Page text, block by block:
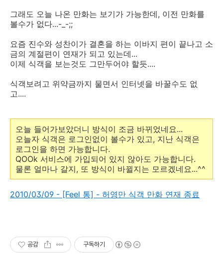
그래도 오늘 나온 만화는 보기가 가능한데, 이전 만화를
볼수가 없다...-_-;;
요즘 진수와 성찬이가 결혼을 하는 이바지 편이 끝나고 소
금의 계절편이 연재가 되고 있는데...
이제 식객을 보는것도 그만두어야 할듯....
식객보려고 위약금까지 물면서 인터넷을 바꿀수도 없
고....
오늘 들어가보았더니 방식이 조금 바뀌었네요...
오늘자 식객은 로그인없이 볼수가 있고, 지난 식객은
로그인을 하면 가능합니다.
QOOk 서비스에 가입되어 있지 않아도 가능합니다.
물론 얼마나 갈지, 또 방식이 바뀔지는 모르겠네요...^^
2010/03/09 - [Feel 통] - 허영만 식객 만화 연재 종료
공감 구독하기